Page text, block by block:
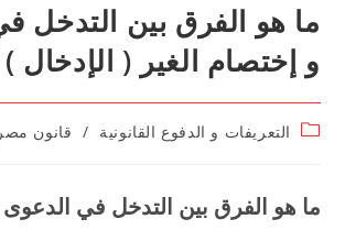
ما هو الفرق بين التدخل
و إختصام الغير ( الإدخال
Postالتعريفات و الدفوع القانونية / قانون مصر
ما هو الفرق بين التدخل في